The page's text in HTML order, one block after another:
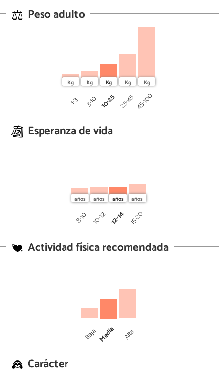
Peso adulto
1-3 3-10 10-25 25-45 45-100
Esperanza de vida
8-10 10-12 12-14 15-20
Actividad física recomendada
Baja Media Alta
Carácter